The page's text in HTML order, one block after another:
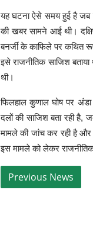
यह घटना ऐसे समय हुई है जब
की खबर सामने आई थी।
बनर्जी के काफिले पर कथित
इसे राजनीतिक साजिश
थी।
फिलहाल कुणाल घोष पर अंडा
दलों की साजिश बता रही है,
मामले की जांच कर रही है और
इस मामले को लेकर